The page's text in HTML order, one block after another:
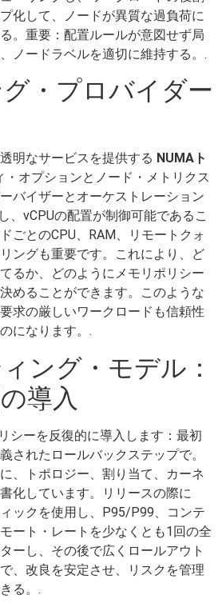
化して、ノードが異質な過負荷に
。重要：配置ルールが意図せず局
ノードラベルを適切に維持する。.
・プロバイダー
明なサービスを提供する NUMAト
・オプションとノード・メトリクス
バイザーとオーケストレーション
、vCPUの配置が制御可能であるこ
ごとのCPU、RAM、リモートクォ
ングも重要です。これにより、ど
るか、どのようにメモリポリシー
めることができます。このような
求の厳しいワークロードも信頼性
になります。.
ング・モデル：
導入
シーを反復的に導入します：最初
されたロールバックステップで。
、トポロジー、割り当て、カーネ
化しています。リリースの際に
ックを使用し、P95/P99、コンテ
ート・レートを少なくとも1回の全
ーし、その後で広くロールアウト
、改良を安定させ、リスクを管理
る。.